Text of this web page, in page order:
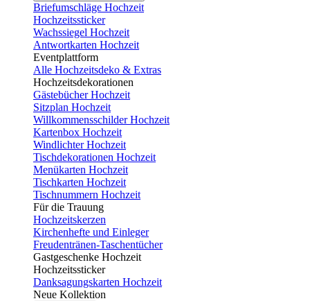
Briefumschläge Hochzeit
Hochzeitssticker
Wachssiegel Hochzeit
Antwortkarten Hochzeit
Eventplattform
Alle Hochzeitsdeko & Extras
Hochzeitsdekorationen
Gästebücher Hochzeit
Sitzplan Hochzeit
Willkommensschilder Hochzeit
Kartenbox Hochzeit
Windlichter Hochzeit
Tischdekorationen Hochzeit
Menükarten Hochzeit
Tischkarten Hochzeit
Tischnummern Hochzeit
Für die Trauung
Hochzeitskerzen
Kirchenhefte und Einleger
Freudentränen-Taschentücher
Gastgeschenke Hochzeit
Hochzeitssticker
Danksagungskarten Hochzeit
Neue Kollektion